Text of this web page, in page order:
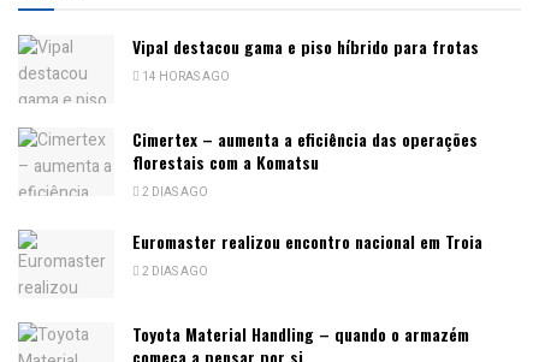
Vipal destacou gama e piso híbrido para frotas
14 HORAS AGO
Cimertex – aumenta a eficiência das operações
florestais com a Komatsu
2 DIAS AGO
Euromaster realizou encontro nacional em Troia
2 DIAS AGO
Toyota Material Handling – quando o armazém
começa a pensar por si